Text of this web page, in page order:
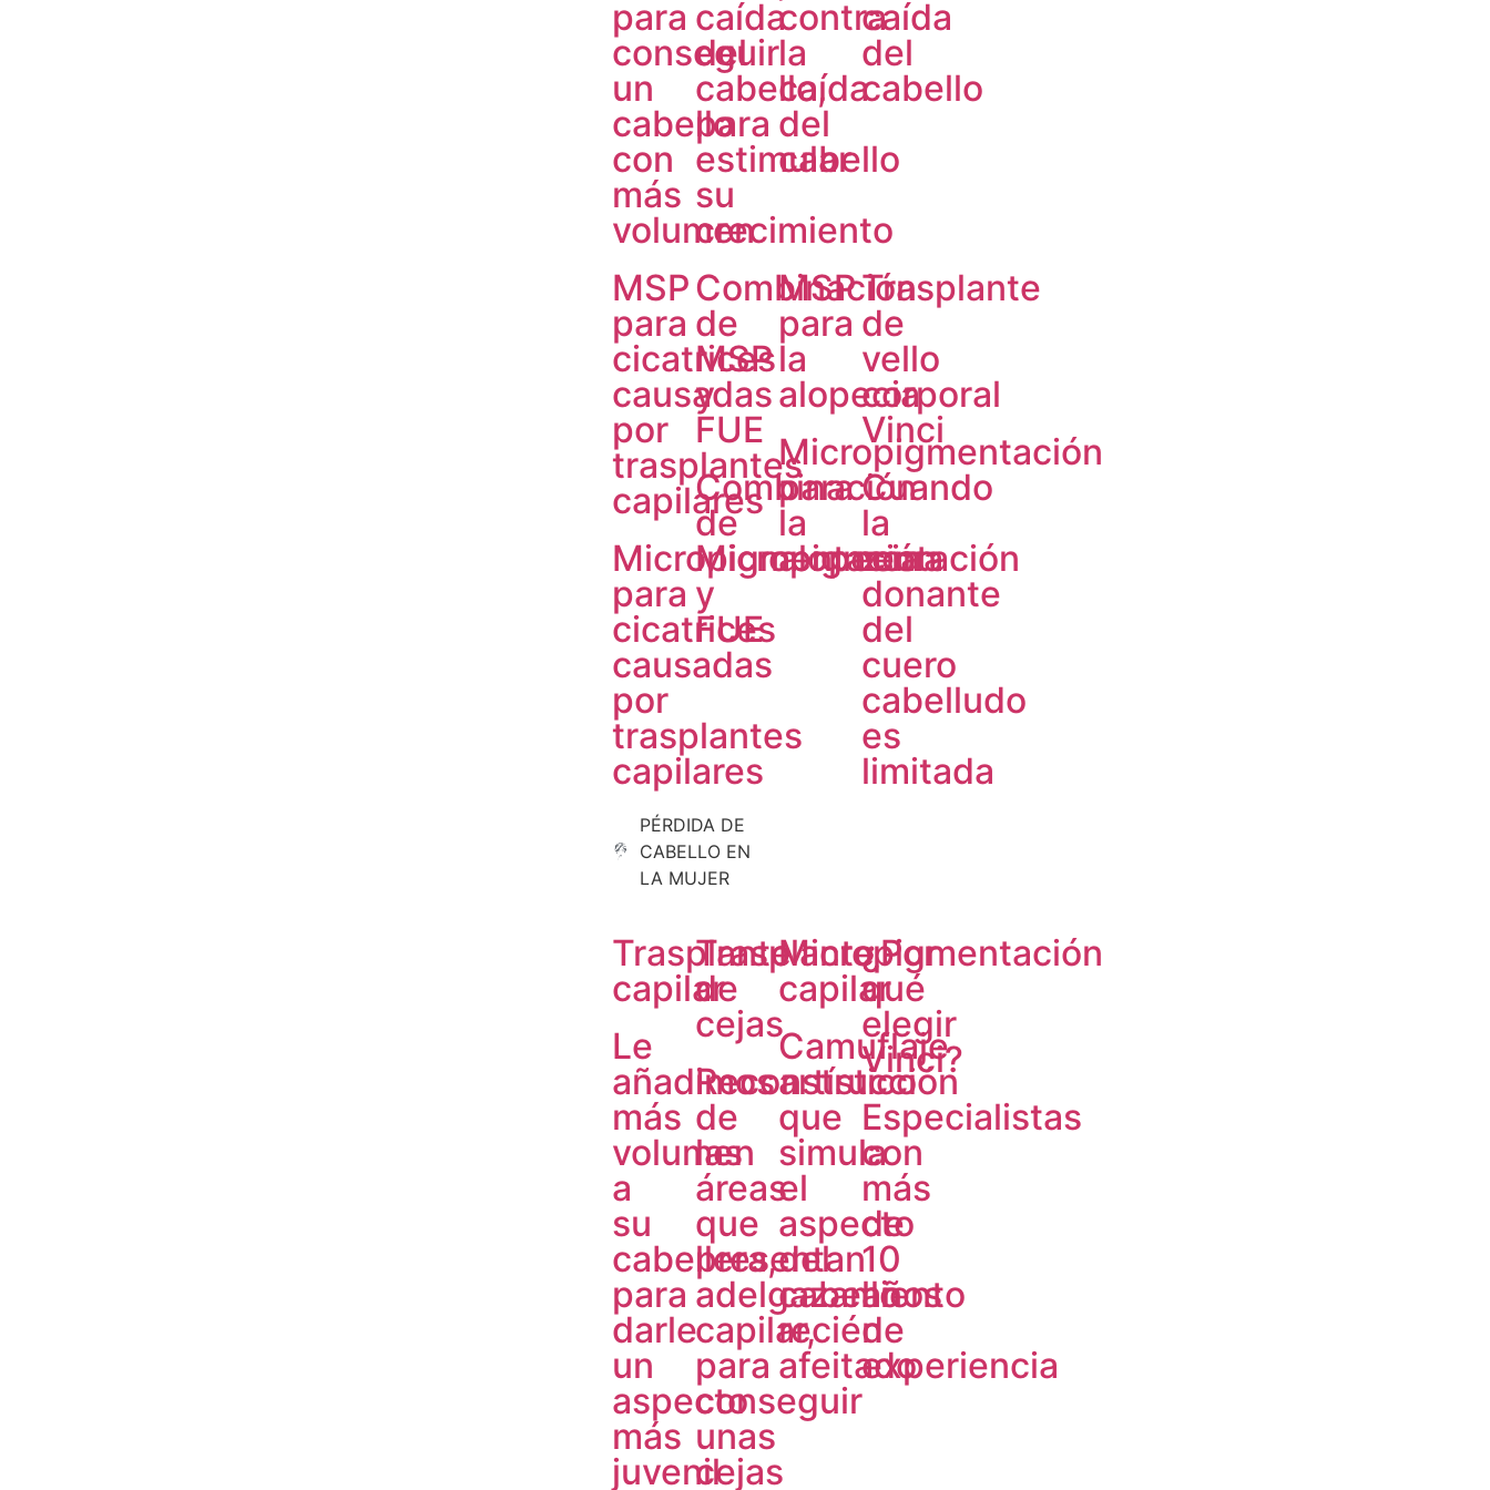
para
conseguir
un
cabello
con
más
volumen
caída
del
cabello,
para
estimular
su
crecimiento
contra
la
caída
del
cabello
caída
del
cabello
MSP
para
cicatrices
causadas
por
trasplantes
capilares
Micropigmentación
para
cicatrices
causadas
por
trasplantes
capilares
Combinación
de
MSP
y
FUE
Combinación
de
Micropigmentación
y
FUE
MSP
para
la
alopecia
Micropigmentación
para
la
alopecia
Trasplante
de
vello
corporal
Vinci
Cuando
la
zona
donante
del
cuero
cabelludo
es
limitada
PÉRDIDA DE
CABELLO EN
LA MUJER
Trasplante
capilar
Le
añadimos
más
volumen
a
su
cabellera,
para
darle
un
aspecto
más
juvenil
Trasplante
de
cejas
Reconstrucción
de
las
áreas
que
presentan
adelgazamiento
capilar,
para
conseguir
unas
cejas
Micropigmentación
capilar
Camuflaje
artístico
que
simula
el
aspecto
del
cabello
recién
afeitado
¿Por
qué
elegir
Vinci?
Especialistas
con
más
de
10
años
de
experiencia